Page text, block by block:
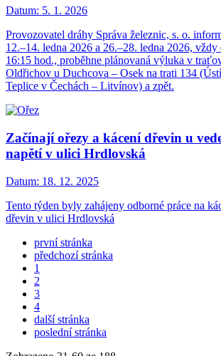
Datum: 5. 1. 2026
Provozovatel dráhy Správa železnic, s. o.
12.–14. ledna 2026 a 26.–28. ledna 2026,
16:15 hod., proběhne plánovaná výluka v
Oldřichov u Duchcova – Osek na trati 134
Teplice v Čechách – Litvínov) a zpět.
Začínají ořezy a kácení dřevin u
napětí v ulici Hrdlovská
Datum: 18. 12. 2025
Tento týden byly zahájeny odborné práce na
dřevin v ulici Hrdlovská
první stránka
předchozí stránka
1
2
3
4
další stránka
poslední stránka